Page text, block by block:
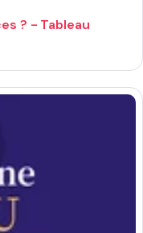
? - Tableau